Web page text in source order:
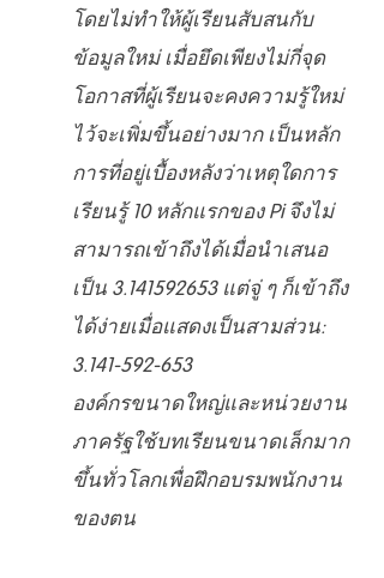
โดยไม่ทำให้ผู้เรียนสับสนกับ
ข้อมูลใหม่ เมื่อยึดเพียงไม่กี่จุด
โอกาสที่ผู้เรียนจะคงความรู้ใหม่
ไว้จะเพิ่มขึ้นอย่างมาก เป็นหลัก
การที่อยู่เบื้องหลังว่าเหตุใดการ
เรียนรู้ 10 หลักแรกของ Pi จึงไม่
สามารถเข้าถึงได้เมื่อนำเสนอ
เป็น 3.141592653แต่จู่ ๆ ก็เข้าถึง
ได้ง่ายเมื่อแสดงเป็นสามส่วน:
3.141-592-653
องค์กรขนาดใหญ่และหน่วยงาน
ภาครัฐใช้บทเรียนขนาดเล็กมาก
ขึ้นทั่วโลกเพื่อฝึกอบรมพนักงาน
ของตน